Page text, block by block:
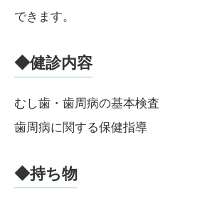
できます。
◆健診内容
むし歯・歯周病の基本検査
歯周病に関する保健指導
◆持ち物